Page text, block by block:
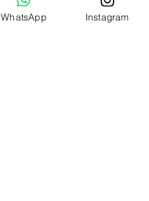
WhatsApp Instagram